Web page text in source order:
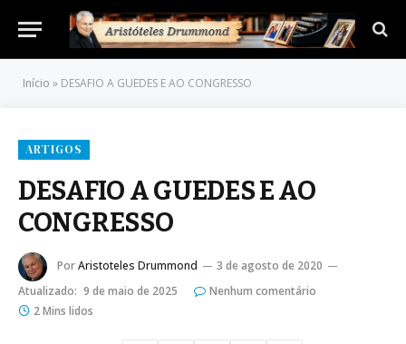
Início » DESAFIO A GUEDES E AO CONGRESSO
ARTIGOS
DESAFIO A GUEDES E AO
CONGRESSO
PorAristoteles Drummond
3 de agosto de 2020
Atualizado: 9 de maio de 2025
Nenhum comentário
2 Mins lidos